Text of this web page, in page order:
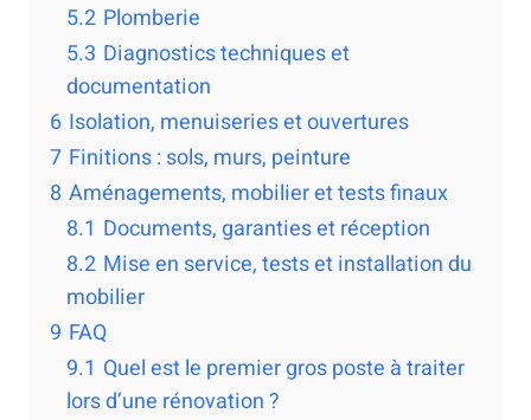
5.2 Plomberie
5.3 Diagnostics techniques et
documentation
6 Isolation, menuiseries et ouvertures
7 Finitions : sols, murs, peinture
8 Aménagements, mobilier et tests finaux
8.1 Documents, garanties et réception
8.2 Mise en service, tests et installation du
mobilier
9 FAQ
9.1 Quel est le premier gros poste à traiter
lors d’une rénovation ?